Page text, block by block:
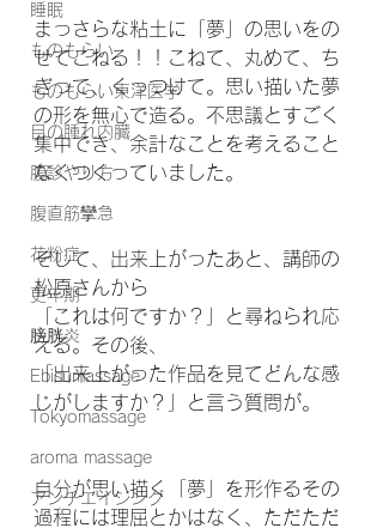
睡眠
ものもらい
ものもらい東洋医学
目の腫れ内臓
腹診やり方
腹直筋攣急
花粉症
更年期
膀胱炎
Ebisumassage
Tokyomassage
aroma massage
アンチエイジング
まっさらな粘土に「夢」の思いをの
せてこねる！！こねて、丸めて、ち
ぎって、くっつけて。思い描いた夢
の形を無心で造る。不思議とすごく
集中でき、余計なことを考えること
なくつくっていました。
そして、出来上がったあと、講師の
松原さんから
「これは何ですか？」と尋ねられ応
える。その後、
「出来上がった作品を見てどんな感
じがしますか？」と言う質問が。
自分が思い描く「夢」を形作るその
過程には理屈とかはなく、ただただ